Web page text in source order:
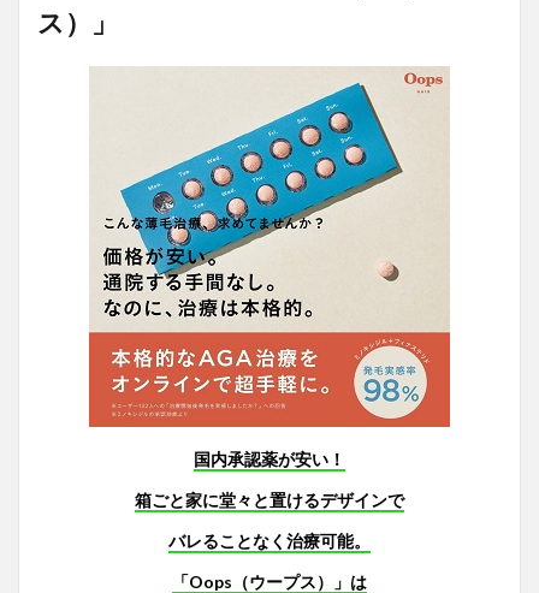
ス）」
国内承認薬が安い！
箱ごと家に堂々と置けるデザインで
バレることなく治療可能。
「Oops（ウープス）」は